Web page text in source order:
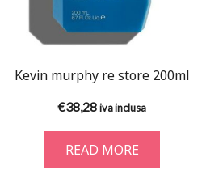
Kevin murphy re store 200ml
€38,28iva inclusa
READ MORE